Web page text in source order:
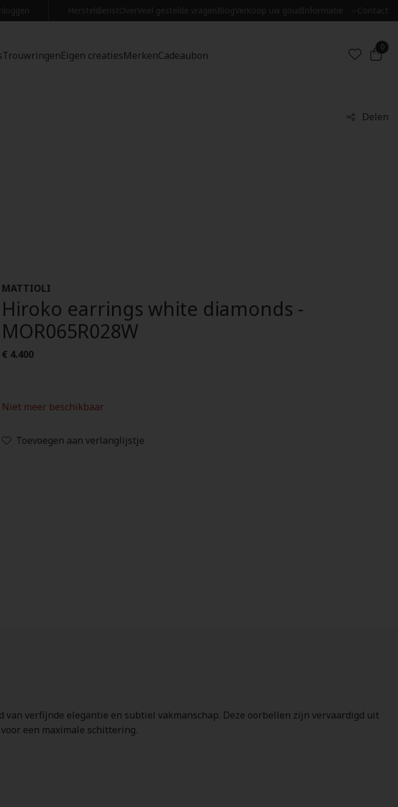
HersteldienstOverVeel gestelde vragenBlogVerkoop uw goudInformatie Contact
TrouwringenEigen creatiesMerkenCadeaubon
0
Delen
MATTIOLI
Hiroko earrings white diamonds -
MOR065R028W
€ 4.400
Niet meer beschikbaar
Toevoegen aan verlanglijstje
van verfijnde elegantie en subtiel vakmanschap. Deze oorbellen zijn vervaardigd uit
een maximale schittering.